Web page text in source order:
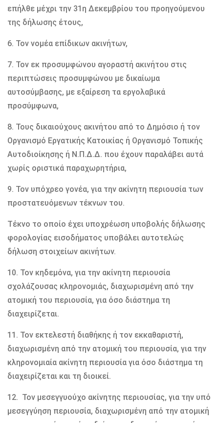
επήλθε μέχρι την 31η Δεκεμβρίου του προηγούμενου
της δήλωσης έτους,
6. Τον νομέα επίδικων ακινήτων,
7. Τον εκ προσυμφώνου αγοραστή ακινήτου στις
περιπτώσεις προσυμφώνου με δικαίωμα
αυτοσύμβασης, με εξαίρεση τα εργολαβικά
προσύμφωνα,
8. Τους δικαιούχους ακινήτου από το Δημόσιο ή τον
Οργανισμό Εργατικής Κατοικίας ή Οργανισμό Τοπικής
Αυτοδιοίκησης ή Ν.Π.Δ.Δ. που έχουν παραλάβει αυτά
χωρίς οριστικά παραχωρητήρια,
9. Τον υπόχρεο γονέα, για την ακίνητη περιουσία των
προστατευόμενων τέκνων του.
Τέκνο το οποίο έχει υποχρέωση υποβολής δήλωσης
φορολογίας εισοδήματος υποβάλει αυτοτελώς
δήλωση στοιχείων ακινήτων.
10. Τον κηδεμόνα, για την ακίνητη περιουσία
σχολάζουσας κληρονομιάς, διαχωρισμένη από την
ατομική του περιουσία, για όσο διάστημα τη
διαχειρίζεται.
11. Τον εκτελεστή διαθήκης ή τον εκκαθαριστή,
διαχωρισμένη από την ατομική του περιουσία, για την
κληρονομιαία ακίνητη περιουσία για όσο διάστημα τη
διαχειρίζεται και τη διοικεί.
12. Τον μεσεγγυούχο ακίνητης περιουσίας, για την υπό
μεσεγγύηση περιουσία, διαχωρισμένη από την ατομική